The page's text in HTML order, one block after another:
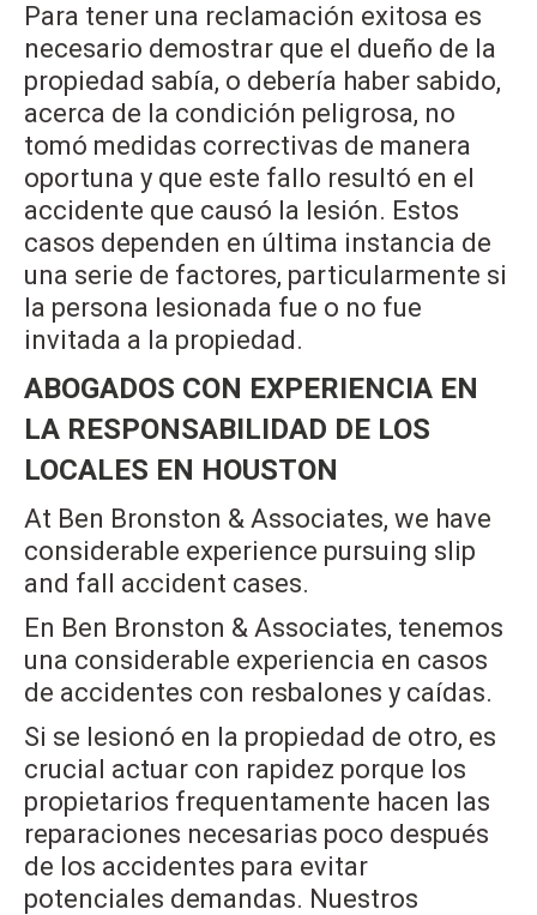
Para tener una reclamación exitosa es
necesario demostrar que el dueño de la
propiedad sabía, o debería haber sabido,
acerca de la condición peligrosa, no
tomó medidas correctivas de manera
oportuna y que este fallo resultó en el
accidente que causó la lesión. Estos
casos dependen en última instancia de
una serie de factores, particularmente si
la persona lesionada fue o no fue
invitada a la propiedad.
ABOGADOS CON EXPERIENCIA EN
LA RESPONSABILIDAD DE LOS
LOCALES EN HOUSTON
At Ben Bronston & Associates, we have
considerable experience pursuing slip
and fall accident cases.
En Ben Bronston & Associates, tenemos
una considerable experiencia en casos
de accidentes con resbalones y caídas.
Si se lesionó en la propiedad de otro, es
crucial actuar con rapidez porque los
propietarios frequentamente hacen las
reparaciones necesarias poco después
de los accidentes para evitar
potenciales demandas. Nuestros